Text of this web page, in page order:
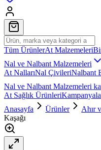
Tüm ÜrünlerAt Malzemeleri
Nal ve Nalbant Malzemeleri
At NallarıNal ÇivileriNalbant
Nal ve Nalbant Malzemeleri
At Sağlık Ürünleri
Anasayfa
Ürünler Ahır
Kaşağı